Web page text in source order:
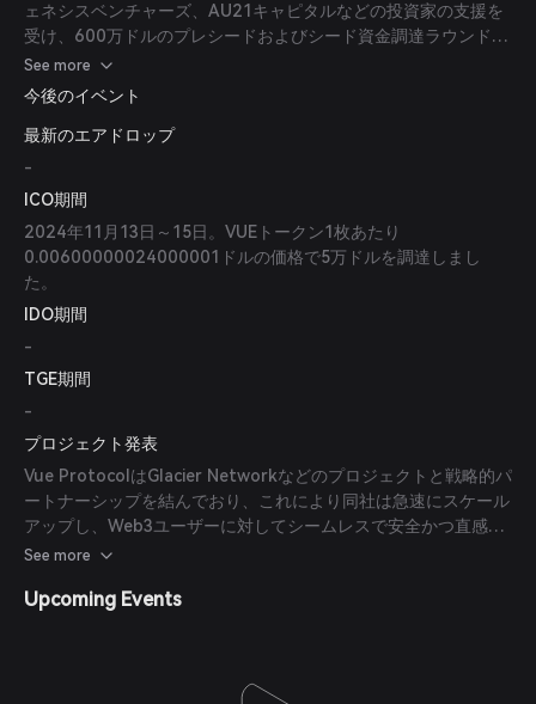
ェネシスベンチャーズ、AU21キャピタルなどの投資家の支援を
受け、600万ドルのプレシードおよびシード資金調達ラウンドを
成功裏に完了しました。この資金調達は、ソーシャルインフラの
開発加速とユーザー体験の向上を目的としています。
See more
今後のイベント
最新のエアドロップ
-
ICO期間
2024年11月13日～15日。VUEトークン1枚あたり
0.00600000024000001ドルの価格で5万ドルを調達しまし
た。
IDO期間
-
TGE期間
-
プロジェクト発表
Vue ProtocolはGlacier Networkなどのプロジェクトと戦略的パ
ートナーシップを結んでおり、これにより同社は急速にスケール
アップし、Web3ユーザーに対してシームレスで安全かつ直感的
な体験を提供することが可能となっています。
See more
Upcoming Events